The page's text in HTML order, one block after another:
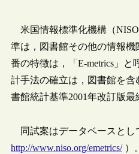
米国情報標準化機構（
準は，図書館その他の情報
番の特徴は，「E-metrics」
計手法の確立は，図書館を
書館統計基準2001年改訂版最
同試案はデータベースとし
http://www.niso.org/emetrics/）